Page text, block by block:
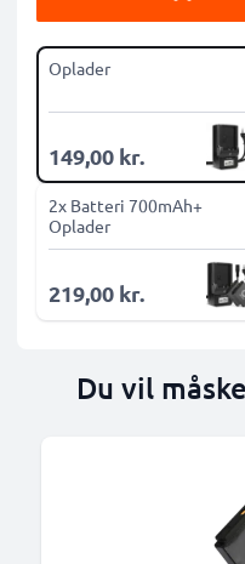
Oplader
149,00 kr.
2x Batteri 700mAh+
Oplader
219,00 kr.
Du vil